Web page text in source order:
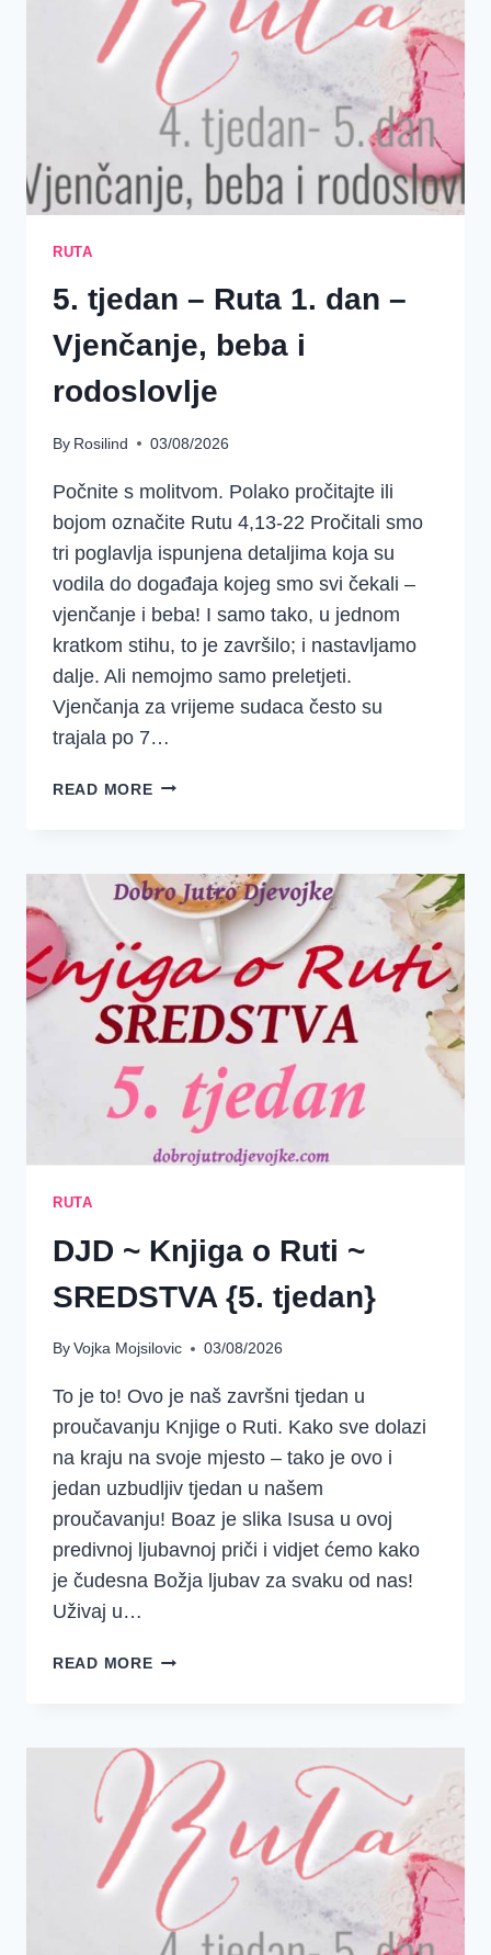
ISUS
KRIST,
NAŠ
ROĐAK-
OTKUPITELJ
RUTA
5. tjedan – Ruta 1. dan –
Vjenčanje, beba i
rodoslovlje
By Rosilind 03/08/2026
Počnite s molitvom. Polako pročitajte ili
bojom označite Rutu 4,13-22 Pročitali smo
tri poglavlja ispunjena detaljima koja su
vodila do događaja kojeg smo svi čekali –
vjenčanje i beba! I samo tako, u jednom
kratkom stihu, to je završilo; i nastavljamo
dalje. Ali nemojmo samo preletjeti.
Vjenčanja za vrijeme sudaca često su
trajala po 7…
READ MORE5.
1.
DAN
VJENČANJE,
BEBA
I
RODOSLOVLJE
RUTA
DJD ~ Knjiga o Ruti ~
SREDSTVA {5. tjedan}
ByVojka Mojsilovic 03/08/2026
To je to! Ovo je naš završni tjedan u
proučavanju Knjige o Ruti. Kako sve dolazi
na kraju na svoje mjesto – tako je ovo i
jedan uzbudljiv tjedan u našem
proučavanju! Boaz je slika Isusa u ovoj
predivnoj ljubavnoj priči i vidjet ćemo kako
je čudesna Božja ljubav za svaku od nas!
Uživaj u…
READ MOREDJD
RUTI
~
SREDSTVA
{5.
TJEDAN}